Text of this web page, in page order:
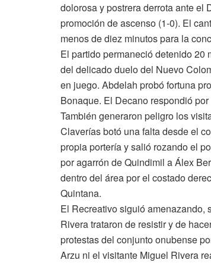
dolorosa y postrera derrota ante el
promoción de ascenso (1-0). El
menos de diez minutos para la
El partido permaneció detenido 20
del delicado duelo del Nuevo
en juego. Abdelah probó fortuna
Bonaque. El Decano respondió
También generaron peligro los
Claverías botó una falta desde el
propia portería y salió rozando el
por agarrón de Quindimil a Álex
dentro del área por el costado
Quintana.
El Recreativo siguió amenazando,
Rivera trataron de resistir y de
protestas del conjunto onubense
Arzu ni el visitante Miguel Rivera